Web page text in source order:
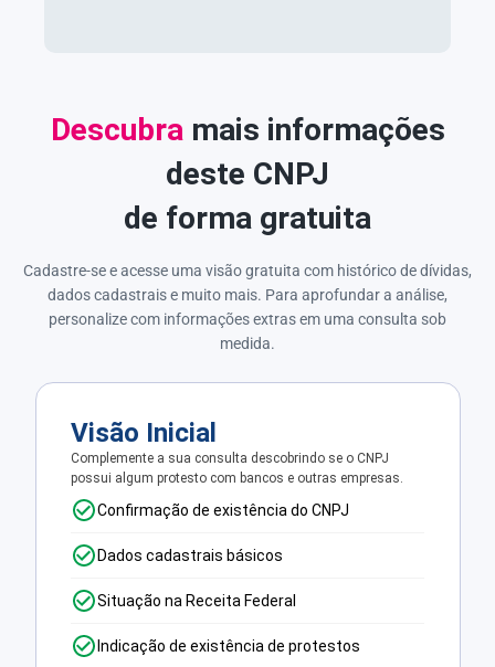
Descubra mais informações
deste CNPJ
de forma gratuita
Cadastre-se e acesse uma visão gratuita com histórico de dívidas,
dados cadastrais e muito mais. Para aprofundar a análise,
personalize com informações extras em uma consulta sob
medida.
Visão Inicial
Complemente a sua consulta descobrindo se o CNPJ
possui algum protesto com bancos e outras empresas.
Confirmação de existência do CNPJ
Dados cadastrais básicos
Situação na Receita Federal
Indicação de existência de protestos